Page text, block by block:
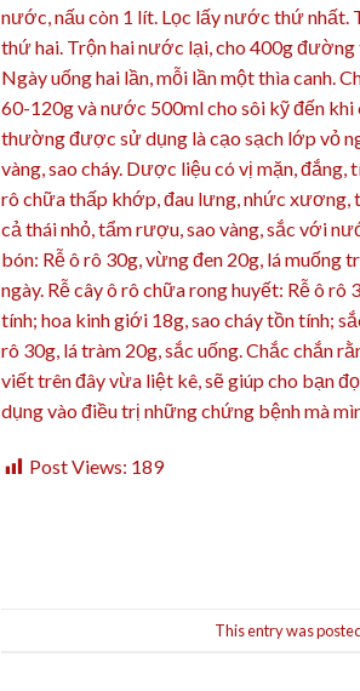
nước, nấu còn 1 lít. Lọc lấy nước thứ
thứ hai. Trộn hai nước lại, cho 400g
Ngày uống hai lần, mỗi lần một thìa canh.
60-120g và nước 500ml cho sôi kỹ đến
thường được sử dụng là cạo sạch lớp vỏ
vàng, sao cháy. Dược liệu có vị mặn, đắng,
rô chữa thấp khớp, đau lưng, nhức xương,
cả thái nhỏ, tẩm rượu, sao vàng, sắc với
bón: Rễ ô rô 30g, vừng đen 20g, lá muống
ngày. Rễ cây ô rô chữa rong huyết: Rễ ô rô
tính; hoa kinh giới 18g, sao cháy tồn tính;
rô 30g, lá tràm 20g, sắc uống. Chắc chắn
viết trên đây vừa liệt kê, sẽ giúp cho bạn
dụng vào điều trị những chứng bệnh mà
Post Views: 189
This entry was